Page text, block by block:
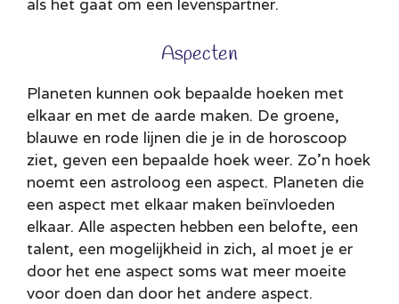
als het gaat om een levenspartner.
Aspecten
Planeten kunnen ook bepaalde hoeken met
elkaar en met de aarde maken. De groene,
blauwe en rode lijnen die je in de horoscoop
ziet, geven een bepaalde hoek weer. Zo'n hoek
noemt een astroloog een aspect. Planeten die
een aspect met elkaar maken beïnvloeden
elkaar. Alle aspecten hebben een belofte, een
talent, een mogelijkheid in zich, al moet je er
door het ene aspect soms wat meer moeite
voor doen dan door het andere aspect.